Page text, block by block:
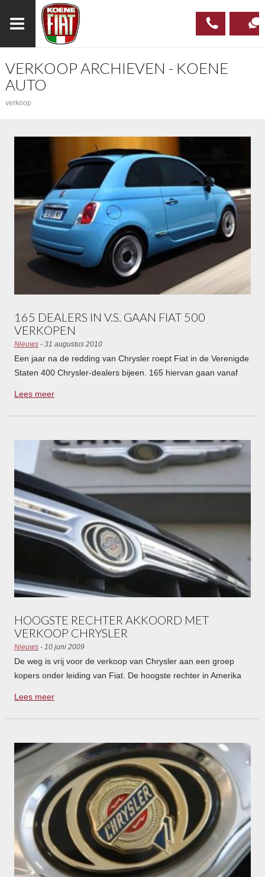
023
VERKOOP ARCHIEVEN - KOENE
AUTO
verkoop
165 DEALERS IN V.S. GAAN FIAT 500
VERKOPEN
Nieuws- 31 augustus 2010
Een jaar na de redding van Chrysler roept Fiat in de Verenigde
Staten 400 Chrysler-dealers bijeen. 165 hiervan gaan vanaf
Lees meer
HOOGSTE RECHTER AKKOORD MET
VERKOOP CHRYSLER
Nieuws- 10 juni 2009
De weg is vrij voor de verkoop van Chrysler aan een groep
kopers onder leiding van Fiat. De hoogste rechter in Amerika
Hij verwerpt daarmee de uitspraak die de federale rechter
gisteren deed.
Lees meer